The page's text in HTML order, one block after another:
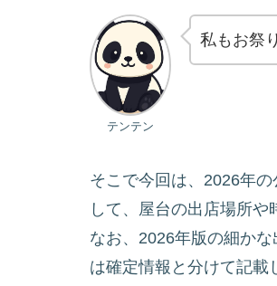
テンテン
私もお祭
そこで今回は、2026年
して、屋台の出店場所や
なお、2026年版の細か
は確定情報と分けて記載